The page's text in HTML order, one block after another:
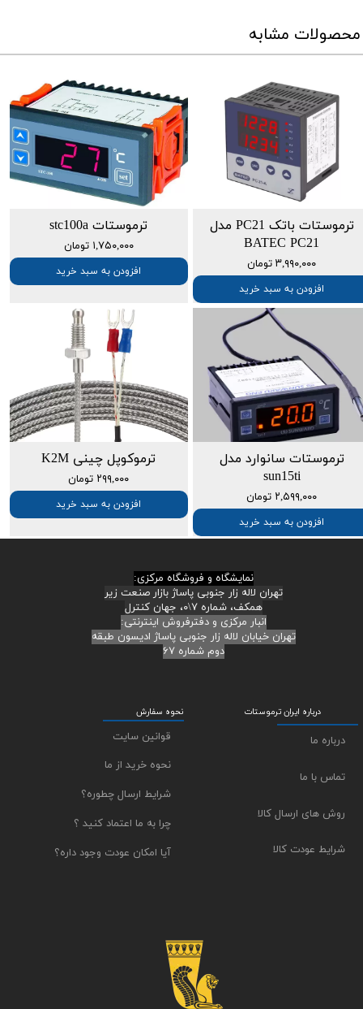
محصولات مشابه
ترموستات باتک PC21 مدل
BATEC PC21
۳,۹۹۰,۰۰۰ تومان
افزودن به سبد خرید
ترموستات stc100a
۱,۷۵۰,۰۰۰ تومان
افزودن به سبد خرید
ترموستات سانوارد مدل
sun15ti
۲,۵۹۹,۰۰۰ تومان
افزودن به سبد خرید
ترموکوپل چینی K2M
۲۹۹,۰۰۰ تومان
افزودن به سبد خرید
نمایشگاه و فروشگاه مرکزی:
تهران لاله زار جنوبی پاساژ بازار صنعت زیر
همکف، شماره ۷\۰، جهان کنترل
انبار مرکزی و دفترفروش اینترنتی:
تهران خیابان لاله زار جنوبی پاساژ ادیسون طبقه
دوم شماره ۶۷
نحوه سفارش
قوانین سایت
نحوه خرید از ما
شرایط ارسال چطوره؟
چرا به ما اعتماد کنید ؟
آیا امکان عودت وجود داره؟
درباره ایران ترموستات
درباره ما
تماس با ما
روش های ارسال کالا
شرایط عودت کالا